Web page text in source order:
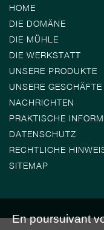
HOME
DIE DOMÄNE
DIE MÜHLE
DIE WERKSTATT
UNSERE PRODUKTE
UNSERE GESCHÄFTE
NACHRICHTEN
PRAKTISCHE
DATENSCHUTZ
RECHTLICHE
SITEMAP
En poursuivant